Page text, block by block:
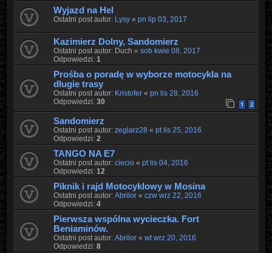
Wyjazd na Hel
Ostatni post autor: Lysy« pn lip 03, 2017
Kazimierz Dolny, Sandomierz
Ostatni post autor: Duch « sob kwie 08, 2017
Odpowiedzi: 1
Prośba o poradę w wyborze motocykla na
długie trasy
Ostatni post autor: Kristofer« pn lis 28, 2016
Odpowiedzi: 30 1 2
Sandomierz
Ostatni post autor: zeglarz28« pt lis 25, 2016
Odpowiedzi: 2
TANGO NA E7
Ostatni post autor: ciecio« pt lis 04, 2016
Odpowiedzi: 12
Piknik i rajd Motocyklowy w Mosina
Ostatni post autor: Abrilor« czw wrz 22, 2016
Odpowiedzi: 4
Pierwsza wspólna wycieczka. Fort
Beniaminów.
Ostatni post autor: Abrilor« wt wrz 20, 2016
Odpowiedzi: 8